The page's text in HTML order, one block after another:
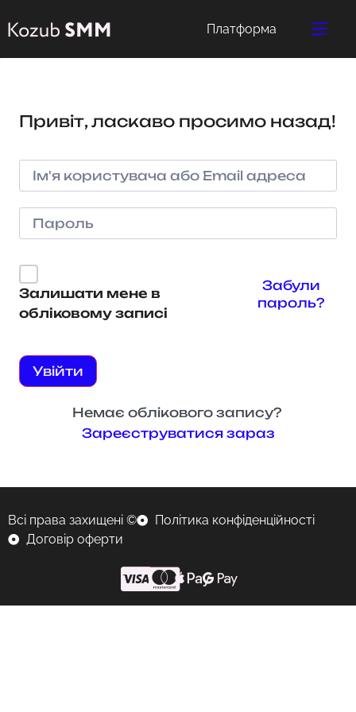
Платформа
Привіт, ласкаво просимо назад!
Залишати мене в
обліковому записі
Забули
пароль?
Увійти
Немає облікового запису?
Зареєструватися зараз
Всі права захищені ©
Політика конфіденційності
Договір оферти